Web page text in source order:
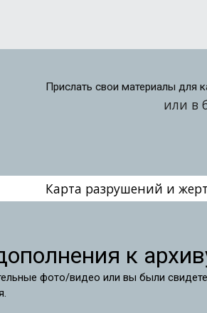
Прислать свои материалы для
или в
Карта разрушений и